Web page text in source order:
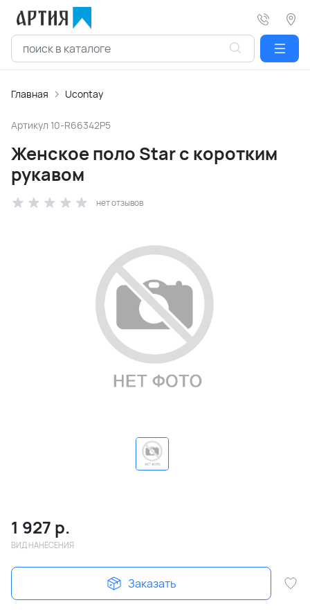
Главная Ucontay
Артикул 10-R66342P5
Женское поло Star с коротким
рукавом
нет отзывов
1 927 р.
ВИД НАНЕСЕНИЯ
Заказать